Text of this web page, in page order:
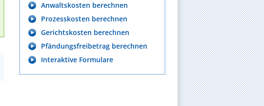
Anwaltskosten berechnen
Prozesskosten berechnen
Gerichtskosten berechnen
Pfändungsfreibetrag berechnen
Interaktive Formulare